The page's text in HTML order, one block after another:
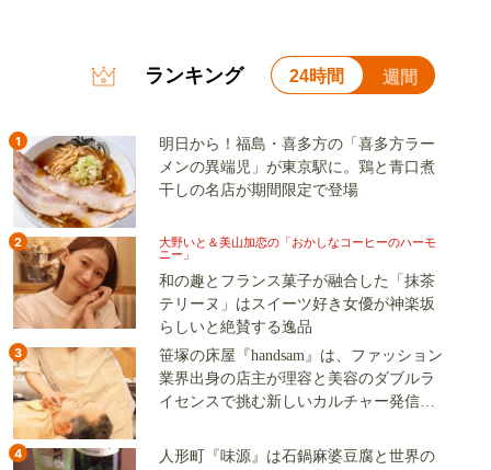
ランキング 24時間 週間
1
明日から！福島・喜多方の「喜多方ラー
メンの異端児」が東京駅に。鶏と青口煮
干しの名店が期間限定で登場
2
大野いと＆美山加恋の「おかしなコーヒーのハーモ
ニー」
和の趣とフランス菓子が融合した「抹茶
テリーヌ」はスイーツ好き女優が神楽坂
らしいと絶賛する逸品
3
笹塚の床屋『handsam』は、ファッション
業界出身の店主が理容と美容のダブルラ
イセンスで挑む新しいカルチャー発信基
4
人形町『味源』は石鍋麻婆豆腐と世界の